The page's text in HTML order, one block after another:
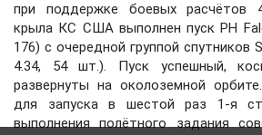
при поддержке боевых расчётов
крыла КС США выполнен пуск РН
176) с очередной группой спутников
4.34, 54 шт.). Пуск успешный,
развернуты на околоземной
для запуска в шестой раз 1-я
выполнения полётного задания